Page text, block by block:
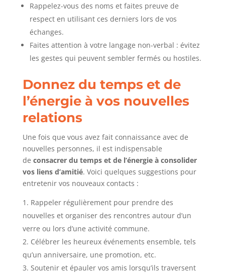
Rappelez-vous des noms et faites preuve de
respect en utilisant ces derniers lors de vos
échanges.
Faites attention à votre langage non-verbal : évitez
les gestes qui peuvent sembler fermés ou hostiles.
Donnez du temps et de
l’énergie à vos nouvelles
relations
Une fois que vous avez fait connaissance avec de
nouvelles personnes, il est indispensable
de consacrer du temps et de l’énergie à consolider
vos liens d’amitié. Voici quelques suggestions pour
entretenir vos nouveaux contacts :
Rappeler régulièrement pour prendre des
nouvelles et organiser des rencontres autour d’un
verre ou lors d’une activité commune.
Célébrer les heureux événements ensemble, tels
qu’un anniversaire, une promotion, etc.
Soutenir et épauler vos amis lorsqu’ils traversent